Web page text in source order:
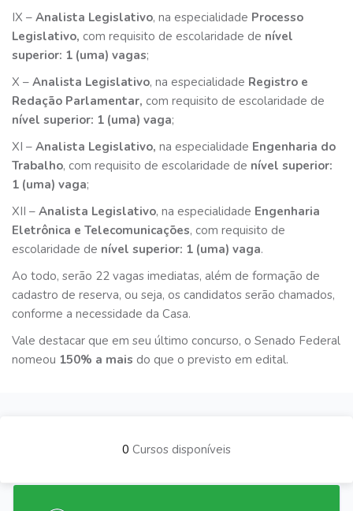
IX – Analista Legislativo, na especialidade Processo
Legislativo, com requisito de escolaridade de nível
superior: 1 (uma) vagas;
X – Analista Legislativo, na especialidade Registro e
Redação Parlamentar, com requisito de escolaridade de
nível superior: 1 (uma) vaga;
XI – Analista Legislativo, na especialidade Engenharia do
Trabalho, com requisito de escolaridade de nível superior:
1 (uma) vaga;
XII – Analista Legislativo, na especialidade Engenharia
Eletrônica e Telecomunicações, com requisito de
escolaridade de nível superior: 1 (uma) vaga.
Ao todo, serão 22 vagas imediatas, além de formação de
cadastro de reserva, ou seja, os candidatos serão chamados,
conforme a necessidade da Casa.
Vale destacar que em seu último concurso, o Senado Federal
nomeou 150% a mais do que o previsto em edital.
0 Cursos disponíveis